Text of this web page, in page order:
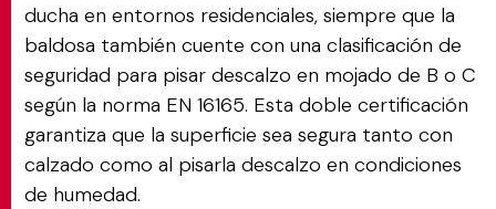
ducha en entornos residenciales, siempre que la
baldosa también cuente con una clasificación de
seguridad para pisar descalzo en mojado de B o C
según la norma EN 16165. Esta doble certificación
garantiza que la superficie sea segura tanto con
calzado como al pisarla descalzo en condiciones
de humedad.